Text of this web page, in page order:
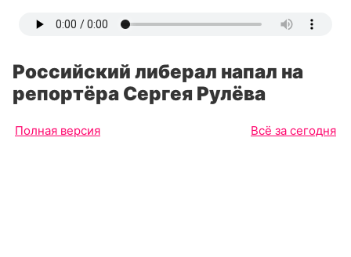
Российский либерал напал на
репортёра Сергея Рулёва
Полная версия Всё за сегодня